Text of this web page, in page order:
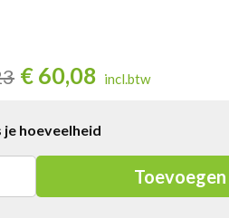
€ 60,08 incl.btw
je hoeveelheid